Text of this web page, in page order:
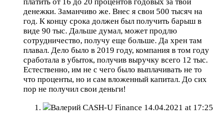
денежки. Заманчиво же. Внес я свои 500 тысяч на
год. К концу срока должен был получить барыш в
виде 90 тыс. Дальше думал, может продлю
сотрудничество, получу еще больше. Да хрен там
плавал. Дело было в 2019 году, компания в том году
сработала в убыток, получив выручку всего 12 тыс.
Естественно, им не с чего было выплачивать не то
что проценты, но и сам вложенный капитал. До сих
пор не получил свои деньги!
Валерий CASH-U Finance 14.04.2021 at 17:25